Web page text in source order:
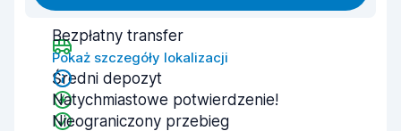
Bezpłatny transfer
Pokaż szczegóły lokalizacji
Średni depozyt
Natychmiastowe potwierdzenie!
Nieograniczony przebieg